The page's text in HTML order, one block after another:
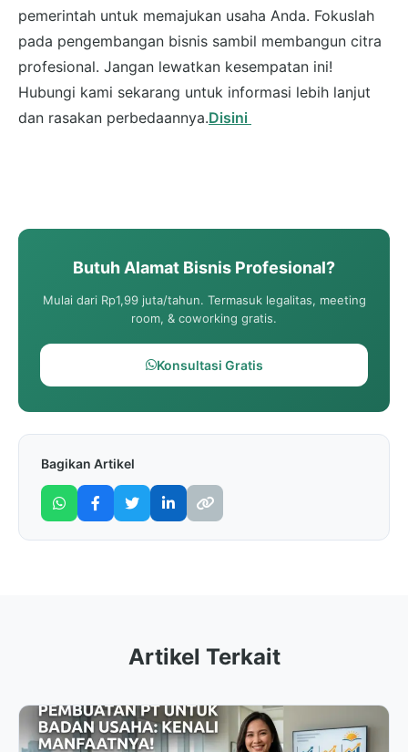
pemerintah untuk memajukan usaha Anda. Fokuslah
pada pengembangan bisnis sambil membangun citra
profesional. Jangan lewatkan kesempatan ini!
Hubungi kami sekarang untuk informasi lebih lanjut
dan rasakan perbedaannya.Disini
Butuh Alamat Bisnis Profesional?
Mulai dari Rp1,99 juta/tahun. Termasuk legalitas, meeting
room, & coworking gratis.
Konsultasi Gratis
Bagikan Artikel
Artikel Terkait